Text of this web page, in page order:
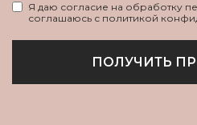
Я даю согласие на обработку
соглашаюсь с политикой